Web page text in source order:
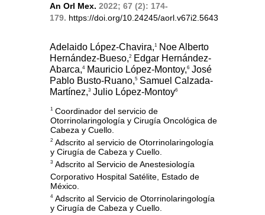
An Orl Mex. 2022; 67 (2): 174-
179. https://doi.org/10.24245/aorl.v67i2.5643
Adelaido López-Chavira,1
Noe Alberto
Hernández-Bueso,2
Edgar Hernández-
Abarca,4Mauricio López-Montoy,6 José
Pablo Busto-Ruano,5 Samuel Calzada-
Martínez,3 Julio López-Montoy6
1 Coordinador del servicio de
Otorrinolaringología y Cirugía Oncológica de
Cabeza y Cuello.
2 Adscrito al servicio de Otorrinolaringología
y Cirugía de Cabeza y Cuello.
3 Adscrito al Servicio de Anestesiología
Corporativo Hospital Satélite, Estado de
México.
4Adscrito al Servicio de Otorrinolaringología
y Cirugía de Cabeza y Cuello.